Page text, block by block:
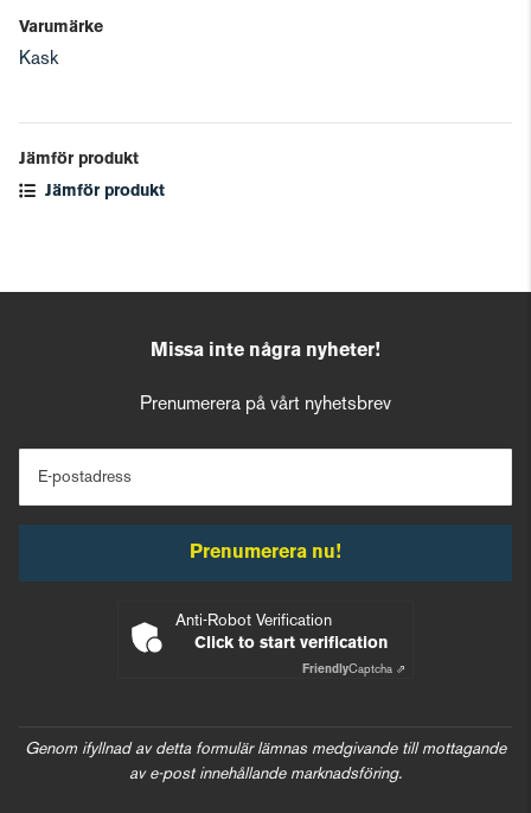
Varumärke
Kask
Jämför produkt
Jämför produkt
Missa inte några nyheter!
Prenumerera på vårt nyhetsbrev
E-postadress
Prenumerera nu!
Anti-Robot Verification
Click to start verification
FriendlyCaptcha ⇗
Genom ifyllnad av detta formulär lämnas medgivande till mottagande
av e-post innehållande marknadsföring.